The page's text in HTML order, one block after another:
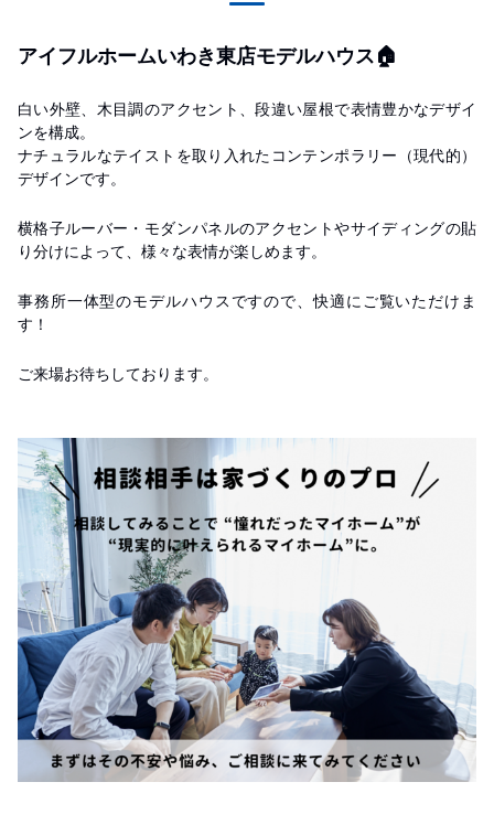
アイフルホームいわき東店モデルハウス🏠
白い外壁、木目調のアクセント、段違い屋根で表情豊かなデザイ
ンを構成。
ナチュラルなテイストを取り入れたコンテンポラリー（現代的）
デザインです。
横格子ルーバー・モダンパネルのアクセントやサイディングの貼
り分けによって、様々な表情が楽しめます。
事務所一体型のモデルハウスですので、快適にご覧いただけま
す！
ご来場お待ちしております。